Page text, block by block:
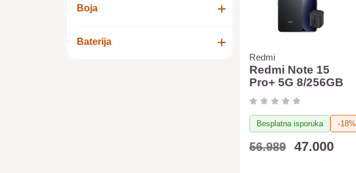
Boja
Baterija
Redmi
Redmi Note 15
Pro+ 5G 8/256GB
(crna) + Xiaomi Air
Fryer 6.5L (crna)
Besplatna isporuka -18%
56.989 47.000